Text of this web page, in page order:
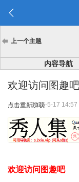
上一个主题
内容导航
欢迎访问图趣
点击重新加载2025-5-17 14:57
欢迎访问图趣吧